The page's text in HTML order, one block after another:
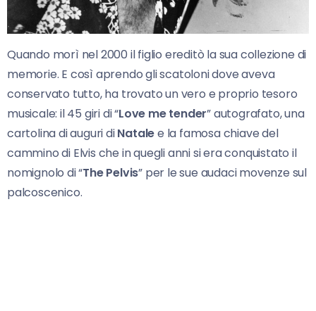
Quando morì nel 2000 il figlio ereditò la sua collezione di
memorie. E così aprendo gli scatoloni dove aveva
conservato tutto, ha trovato un vero e proprio tesoro
musicale: il 45 giri di “Love me tender” autografato, una
cartolina di auguri diNatalee la famosa chiave del
cammino di Elvis che in quegli anni si era conquistato il
nomignolo di “The Pelvis” per le sue audaci movenze sul
palcoscenico.